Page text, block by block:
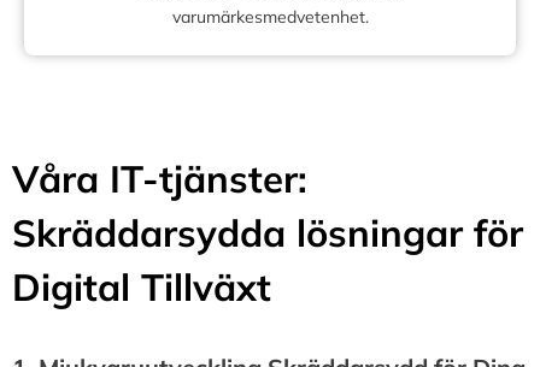
varumärkesmedvetenhet.
Våra IT-tjänster:
Skräddarsydda lösningar för
Digital Tillväxt